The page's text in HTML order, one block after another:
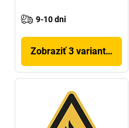
9-10 dni
Zobraziť 3 variantov